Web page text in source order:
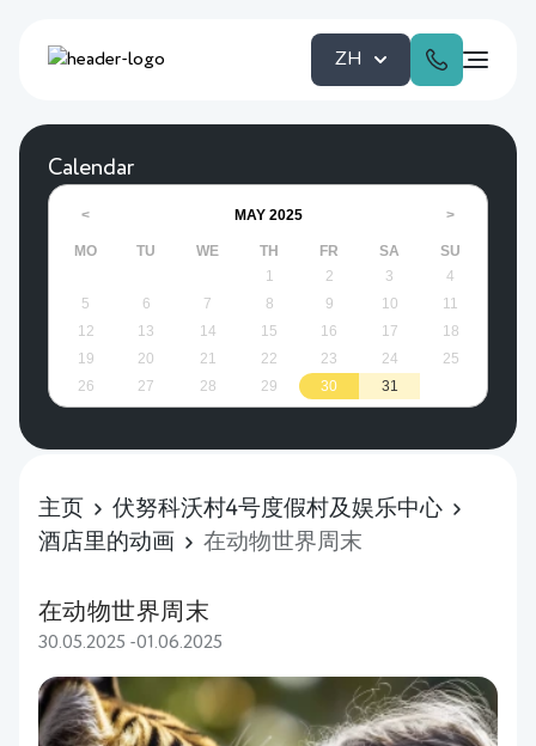
ZH
Calendar
< MAY 2025 >
MO TU WE TH FR SA
SU
1
2 3
4
5
6 7 8 9 10
11
12
13 14 15 16 17
18
19
20 21 22 23 24
25
26
27 28 29 30 31
主页
伏努科沃村4号度假村及娱乐中心
酒店里的动画
在动物世界周末
在动物世界周末
30.05.2025 -01.06.2025